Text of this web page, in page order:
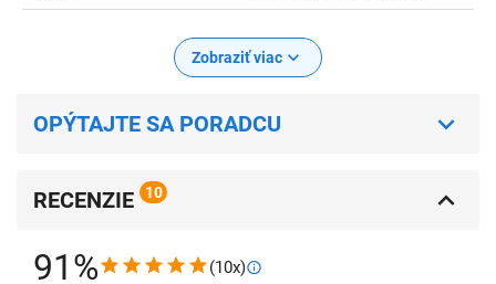
Zobraziť viac
OPÝTAJTE SA PORADCU
RECENZIE 10
91% (10x)